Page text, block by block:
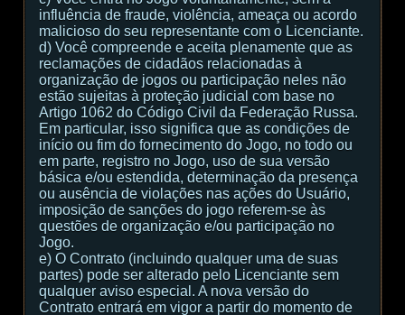
influência de fraude, violência, ameaça ou acordo
malicioso do seu representante com o Licenciante.
d) Você compreende e aceita plenamente que as
reclamações de cidadãos relacionadas à
organização de jogos ou participação neles não
estão sujeitas à proteção judicial com base no
Artigo 1062 do Código Civil da Federação Russa.
Em particular, isso significa que as condições de
início ou fim do fornecimento do Jogo, no todo ou
em parte, registro no Jogo, uso de sua versão
básica e/ou estendida, determinação da presença
ou ausência de violações nas ações do Usuário,
imposição de sanções do jogo referem-se às
questões de organização e/ou participação no
Jogo.
e) O Contrato (incluindo qualquer uma de suas
partes) pode ser alterado pelo Licenciante sem
qualquer aviso especial. A nova versão do
Contrato entrará em vigor a partir do momento de